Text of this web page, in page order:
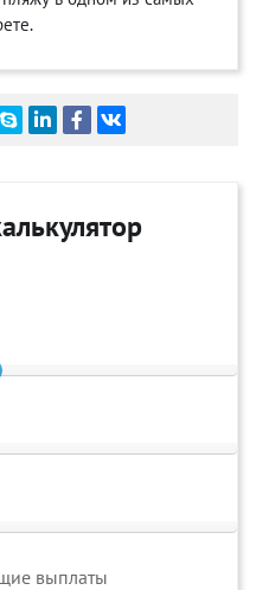
выплаты